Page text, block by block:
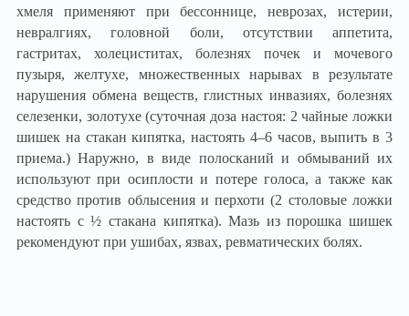
хмеля применяют при бессоннице, неврозах, истерии,
невралгиях, головной боли, отсутствии аппетита,
гастритах, холециститах, болезнях почек и мочевого
пузыря, желтухе, множественных нарывах в результате
нарушения обмена веществ, глистных инвазиях, болезнях
селезенки, золотухе (суточная доза настоя: 2 чайные ложки
шишек на стакан кипятка, настоять 4–6 часов, выпить в 3
приема.) Наружно, в виде полосканий и обмываний их
используют при осиплости и потере голоса, а также как
средство против облысения и перхоти (2 столовые ложки
настоять с ½ стакана кипятка). Мазь из порошка шишек
рекомендуют при ушибах, язвах, ревматических болях.